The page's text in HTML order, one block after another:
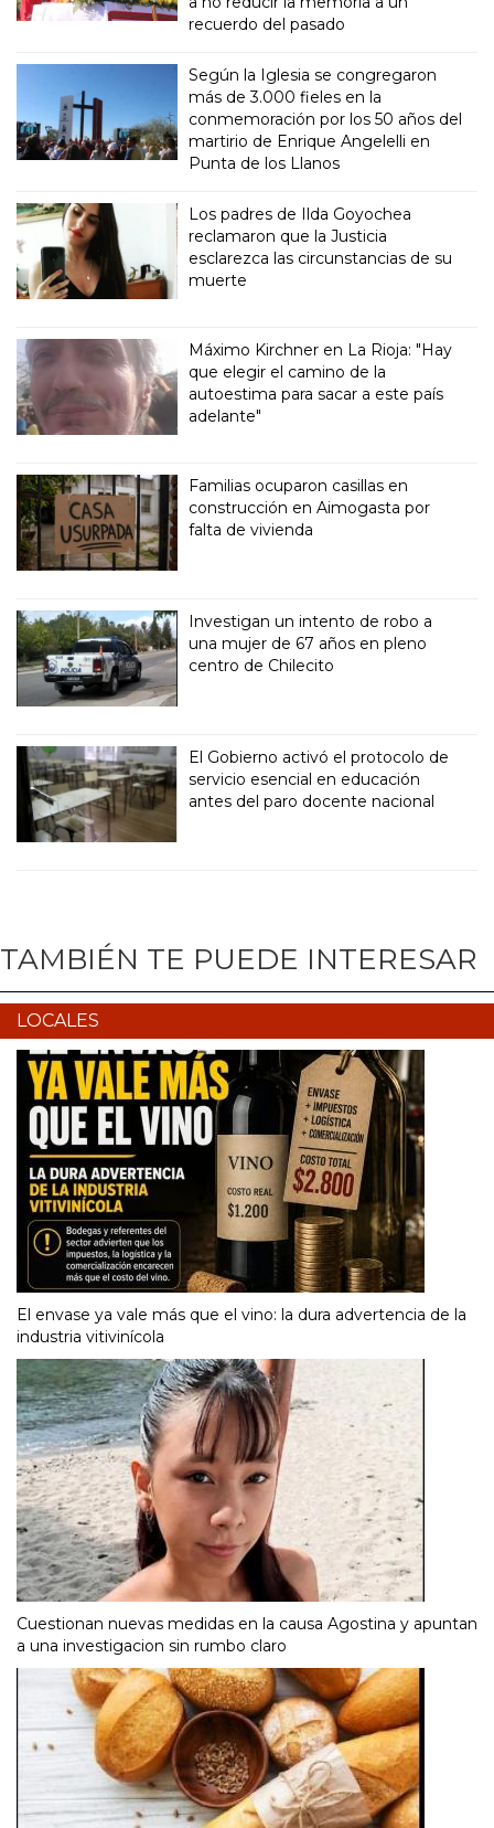
recuerdo del pasado
Según la Iglesia se congregaron
más de 3.000 fieles en la
conmemoración por los 50 años del
martirio de Enrique Angelelli en
Punta de los Llanos
Los padres de Ilda Goyochea
reclamaron que la Justicia
esclarezca las circunstancias de su
muerte
Máximo Kirchner en La Rioja: "Hay
que elegir el camino de la
autoestima para sacar a este país
adelante"
Familias ocuparon casillas en
construcción en Aimogasta por
falta de vivienda
Investigan un intento de robo a
una mujer de 67 años en pleno
centro de Chilecito
El Gobierno activó el protocolo de
servicio esencial en educación
antes del paro docente nacional
TAMBIÉN TE PUEDE INTERESAR
LOCALES
El envase ya vale más que el vino: la dura advertencia de la
industria vitivinícola
Cuestionan nuevas medidas en la causa Agostina y apuntan
a una investigacion sin rumbo claro